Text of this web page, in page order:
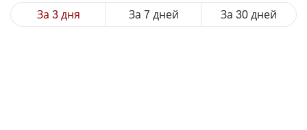
За 3 дня За 7 дней За 30 дней